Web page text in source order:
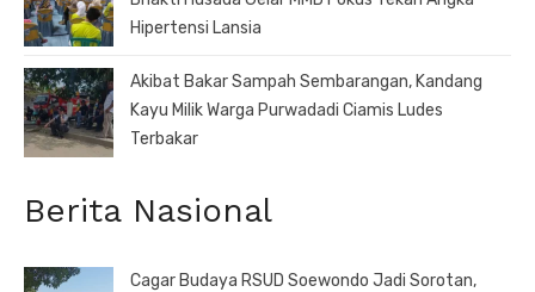
Hipertensi Lansia
Akibat Bakar Sampah Sembarangan, Kandang
Kayu Milik Warga Purwadadi Ciamis Ludes
Terbakar
Berita Nasional
Cagar Budaya RSUD Soewondo Jadi Sorotan,